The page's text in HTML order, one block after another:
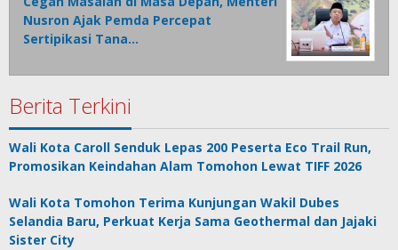
Nusron Ajak Pemda Percepat
Sertipikasi Tana…
Berita Terkini
Wali Kota Caroll Senduk Lepas 200 Peserta Eco Trail Run,
Promosikan Keindahan Alam Tomohon Lewat TIFF 2026
Wali Kota Tomohon Terima Kunjungan Wakil Dubes
Selandia Baru, Perkuat Kerja Sama Geothermal dan Jajaki
Sister City